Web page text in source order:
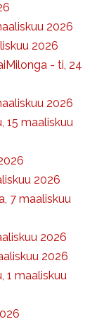
2026
2026
- ti, 24
2026
15 maaliskuu
2026
7 maaliskuu
2026
2026
1 maaliskuu